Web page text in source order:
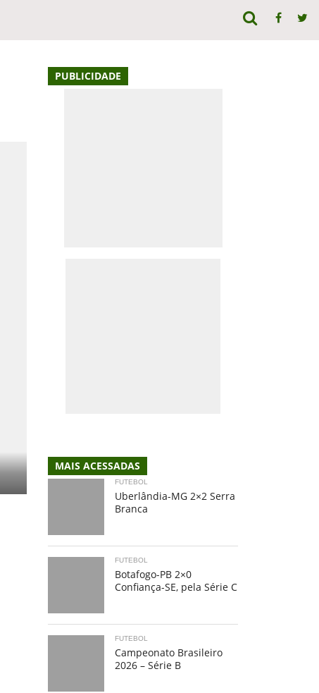
PUBLICIDADE
MAIS ACESSADAS
FUTEBOL
Uberlândia-MG 2×2 Serra
Branca
FUTEBOL
Botafogo-PB 2×0
Confiança-SE, pela Série C
FUTEBOL
Campeonato Brasileiro
2026 – Série B